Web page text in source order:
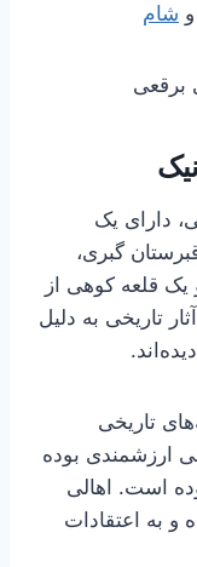
شام
برقعی
دارای یک
گبری،
یک قلعه کوهی از
تاریخی به دلیل
تاریخی
ارزشمندی بوده
است. اهالی
به اعتقادات